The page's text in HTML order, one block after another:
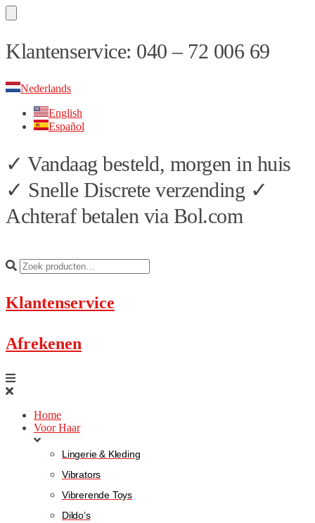
Skip
to
Skip
to
Klantenservice: 040 – 72 006 69
Nederlands
English
Español
✓ Vandaag besteld, morgen in huis
✓ Snelle Discrete verzending ✓
Achteraf betalen via Bol.com
Klantenservice
Afrekenen
Home
Voor Haar
Lingerie & Kleding
Vibrators
Vibrerende Toys
Dildo’s